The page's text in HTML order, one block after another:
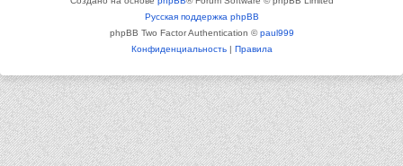
Русская поддержка phpBB
phpBB Two Factor Authentication ©paul999
Конфиденциальность| Правила